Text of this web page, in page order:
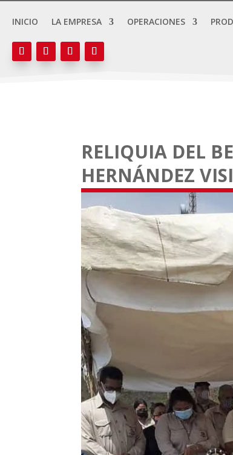
INICIO LA EMPRESA OPERACIONES
RELIQUIA DEL
HERNÁNDEZ